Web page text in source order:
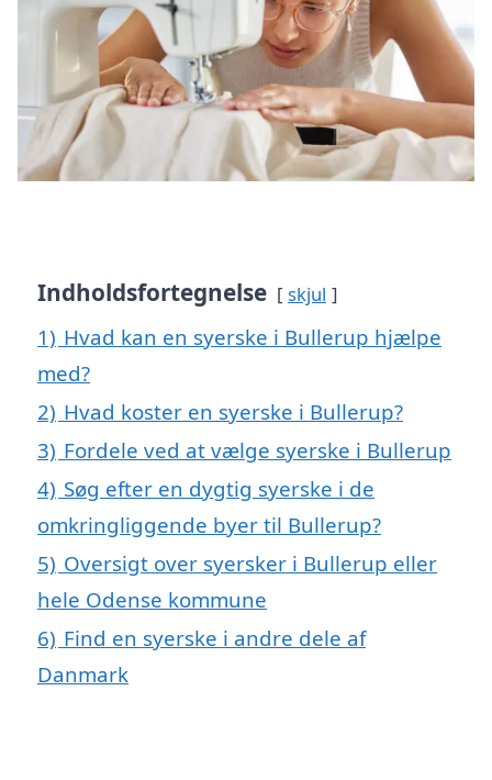
Indholdsfortegnelse skjul
1) Hvad kan en syerske i Bullerup hjælpe
med?
2) Hvad koster en syerske i Bullerup?
3) Fordele ved at vælge syerske i Bullerup
4) Søg efter en dygtig syerske i de
omkringliggende byer til Bullerup?
5) Oversigt over syersker i Bullerup eller
hele Odense kommune
6) Find en syerske i andre dele af
Danmark